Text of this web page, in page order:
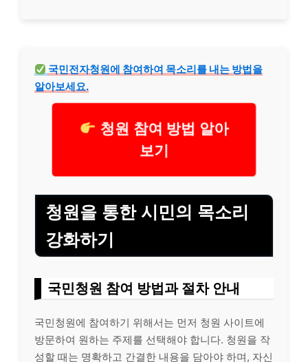
국민전자청원에 참여하여 목소리를 내는 방법을
알아보세요.
청원 참여 방법 알아
보기
청원을 통한 시민의 목소리
강화하기
국민청원 참여 방법과 절차 안내
국민청원에 참여하기 위해서는 먼저 청원 사이트에
방문하여 원하는 주제를 선택해야 합니다. 청원을 작
성할 때는 명확하고 간결한 내용을 담아야 하며, 자신